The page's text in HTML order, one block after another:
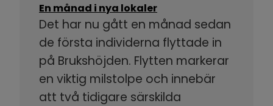
En månad i nya lokaler
Det har nu gått en månad sedan
de första individerna flyttade in
på Brukshöjden. Flytten markerar
en viktig milstolpe och innebär
att två tidigare särskilda